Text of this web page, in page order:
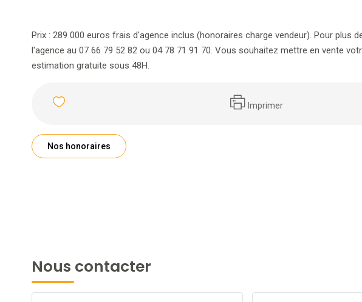
Prix : 289 000 euros frais d'agence inclus (honoraires charge vendeur). Pour plus
l'agence au 07 66 79 52 82 ou 04 78 71 91 70. Vous souhaitez mettre en vente
estimation gratuite sous 48H.
Imprimer
Nos honoraires
Nous contacter